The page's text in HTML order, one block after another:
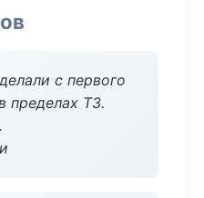
с первого
пределах ТЗ.